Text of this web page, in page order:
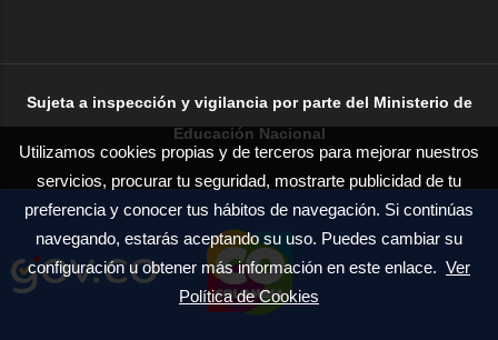
Sujeta a inspección y vigilancia por parte del Ministerio de
Educación Nacional
Utilizamos cookies propias y de terceros para mejorar nuestros
servicios, procurar tu seguridad, mostrarte publicidad de tu
preferencia y conocer tus hábitos de navegación. Si continúas
navegando, estarás aceptando su uso. Puedes cambiar su
configuración u obtener más información en este enlace. Ver
Política de Cookies